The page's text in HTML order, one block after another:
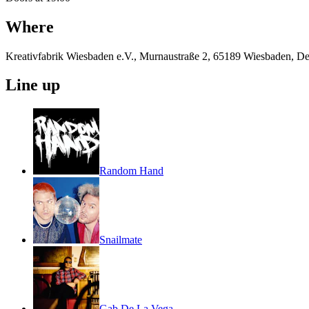
Where
Kreativfabrik Wiesbaden e.V., Murnaustraße 2, 65189 Wiesbaden,
Line up
Random Hand
Snailmate